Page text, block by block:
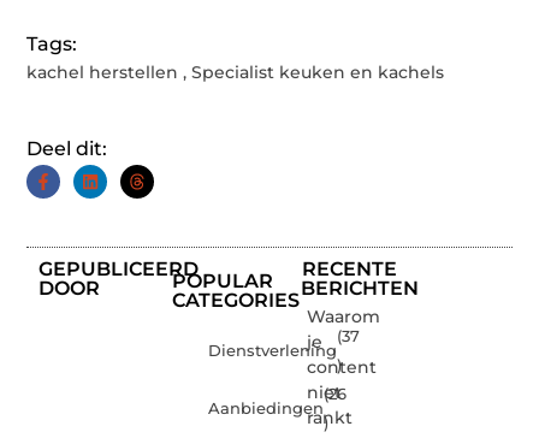
Tags:
kachel herstellen ,Specialist keuken en kachels
Deel dit:
GEPUBLICEERD
DOOR
POPULAR
CATEGORIES
Dienstverlening
(37
)
Aanbiedingen
(26
)
RECENTE
BERICHTEN
Waarom
je
content
niet
rankt